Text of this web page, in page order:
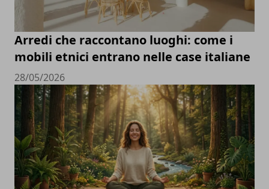
Arredi che raccontano luoghi: come i
mobili etnici entrano nelle case italiane
28/05/2026